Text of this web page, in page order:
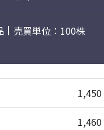
売買単位：100株
1,450
1,460